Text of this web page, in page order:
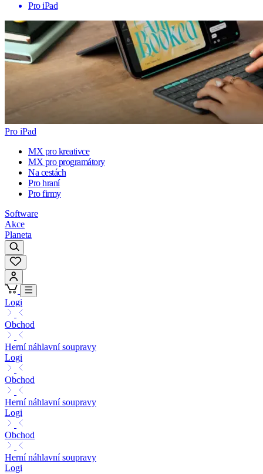
Pro iPad
Pro iPad
MX pro kreativce
MX pro programátory
Na cestách
Pro hraní
Pro firmy
Software
Akce
Planeta
Logi
Obchod
Herní náhlavní soupravy
Logi
Obchod
Herní náhlavní soupravy
Logi
Obchod
Herní náhlavní soupravy
Logi